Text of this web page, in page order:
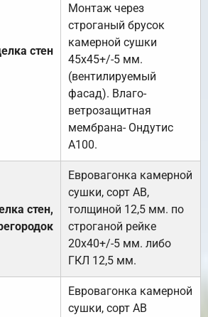
стен
Монтаж через
строганый брусок
камерной сушки
45х45+/-5 мм.
(вентилируемый
фасад). Влаго-
ветрозащитная
мембрана- Ондутис
А100.
стен,
Евровагонка камерной
сушки, сорт АВ,
толщиной 12,5 мм. по
строганой рейке
20х40+/-5 мм. либо
ГКЛ 12,5 мм.
Евровагонка камерной
сушки, сорт АВ